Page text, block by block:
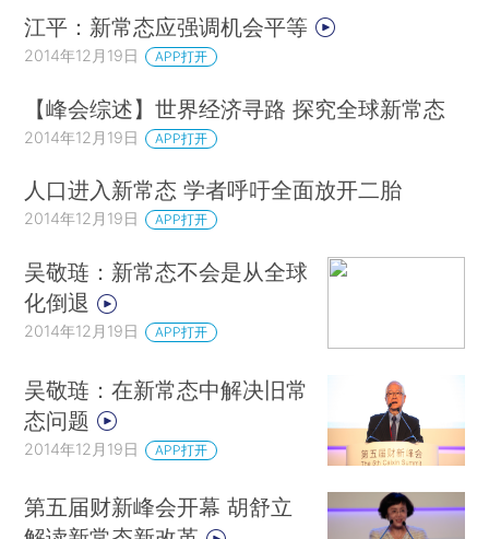
江平：新常态应强调机会平等
2014年12月19日 APP打开
【峰会综述】世界经济寻路 探究全球新常态
2014年12月19日 APP打开
人口进入新常态 学者呼吁全面放开二胎
2014年12月19日 APP打开
吴敬琏：新常态不会是从全球
化倒退
2014年12月19日 APP打开
吴敬琏：在新常态中解决旧常
态问题
2014年12月19日 APP打开
第五届财新峰会开幕 胡舒立